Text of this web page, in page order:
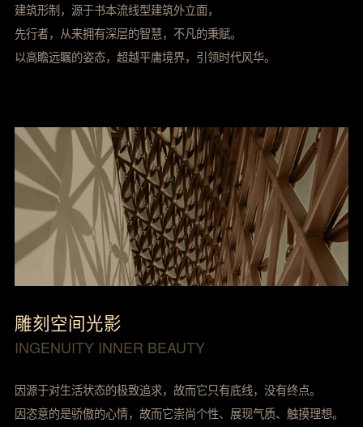
建筑形制，源于书本流线型建筑外立面，
先行者，从来拥有深层的智慧，不凡的秉赋。
以高瞻远瞩的姿态，超越平庸境界，引领时代风华。
雕刻空间光影
INGENUITY INNER BEAUTY
因源于对生活状态的极致追求，故而它只有底线，没有终点。
因恣意的是骄傲的心情，故而它崇尚个性、展现气质、触摸理想。